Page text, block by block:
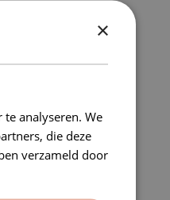
×
analyseren. We
die deze
verzameld door